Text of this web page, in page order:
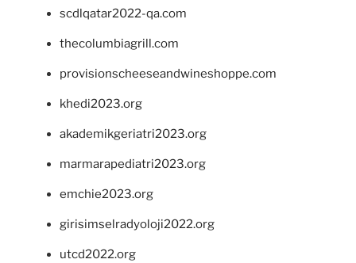
scdlqatar2022-qa.com
thecolumbiagrill.com
provisionscheeseandwineshoppe.com
khedi2023.org
akademikgeriatri2023.org
marmarapediatri2023.org
emchie2023.org
girisimselradyoloji2022.org
utcd2022.org